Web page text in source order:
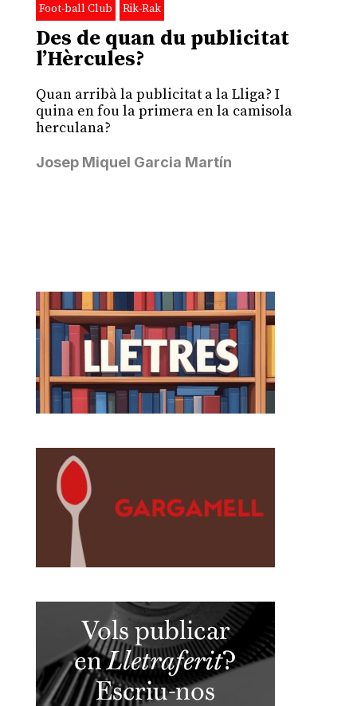
Foot-ball Club Rik-Rak
Des de quan du publicitat
l’Hèrcules?
Quan arribà la publicitat a la Lliga? I
quina en fou la primera en la camisola
herculana?
Josep Miquel Garcia Martín